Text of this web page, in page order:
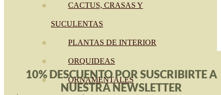
CACTUS, CRASAS Y
SUCULENTAS
PLANTAS DE INTERIOR
ORQUIDEAS
ORNAMENTALES
10% DESCUENTO POR SUSCRIBIRTE A
NUESTRA NEWSLETTER